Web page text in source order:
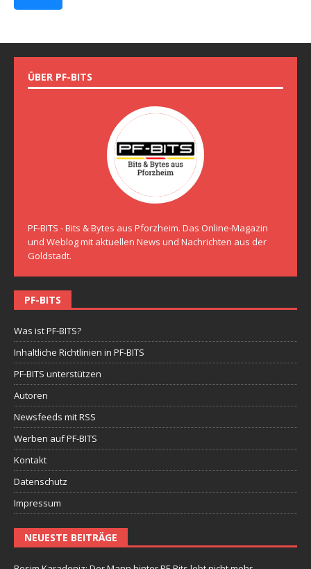
ÜBER PF-BITS
PF-BITS - Bits & Bytes aus Pforzheim. Das Online-Magazin
und Weblog mit aktuellen News und Nachrichten aus der
Goldstadt.
PF-BITS
Was ist PF-BITS?
Inhaltliche Richtlinien in PF-BITS
PF-BITS unterstützen
Autoren
Newsfeeds mit RSS
Werben auf PF-BITS
Kontakt
Datenschutz
Impressum
NEUESTE BEITRÄGE